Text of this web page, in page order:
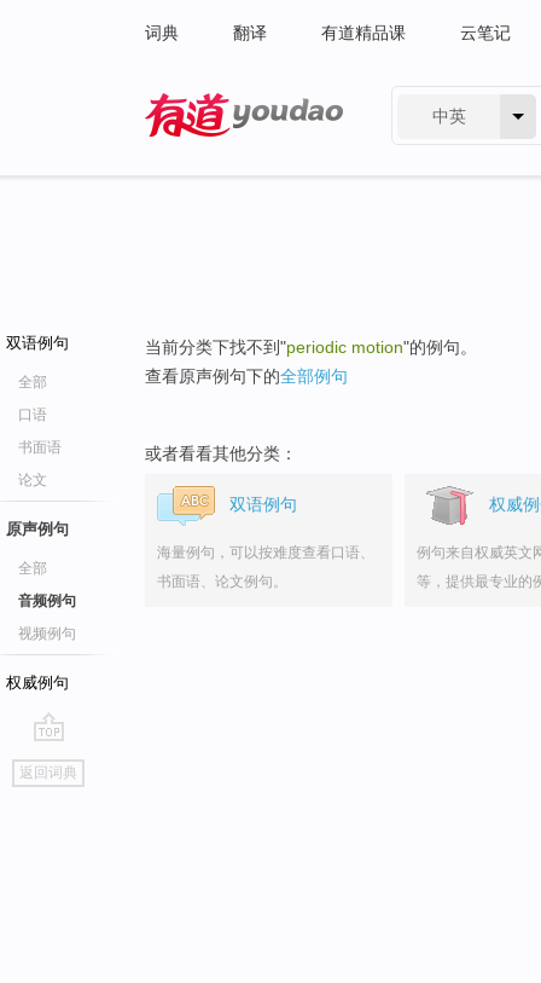
词典 翻译 有道精品课 云笔记
中英
双语例句
全部
口语
书面语
论文
原声例句
全部
音频例句
视频例句
权威例句
go
top
返回词典
当前分类下找不到"periodic motion"的例句。
查看原声例句下的全部例句
或者看看其他分类：
双语例句
海量例句，可以按难度查看口语、
书面语、论文例句。
权威
例句来自权威英文
等，提供最专业的